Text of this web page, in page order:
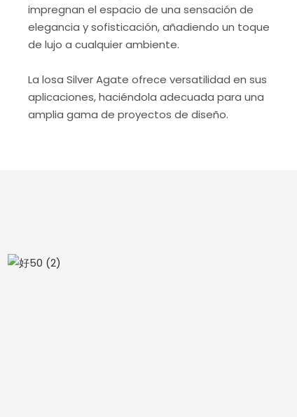
impregnan el espacio de una sensación de
elegancia y sofisticación, añadiendo un toque
de lujo a cualquier ambiente.
La losa Silver Agate ofrece versatilidad en sus
aplicaciones, haciéndola adecuada para una
amplia gama de proyectos de diseño.